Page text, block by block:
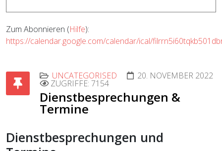
Zum Abonnieren (Hilfe):
https://calendar.google.com/calendar/ical/
UNCATEGORISED 20. NOVEMBER 2022
ZUGRIFFE: 7154
Dienstbesprechungen &
Termine
Dienstbesprechungen und